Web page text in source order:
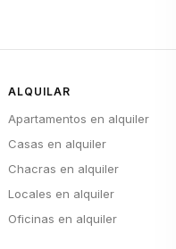
ALQUILAR
Apartamentos en alquiler
Casas en alquiler
Chacras en alquiler
Locales en alquiler
Oficinas en alquiler